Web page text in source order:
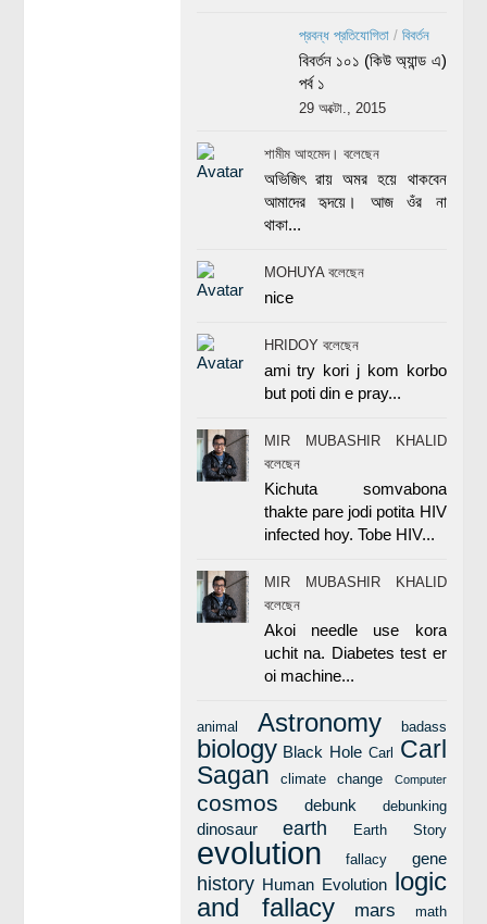
প্রবন্ধ প্রতিযোগিতা/ বিবর্তন
বিবর্তন ১০১ (কিউ অ্যান্ড এ)
পর্ব ১
29 অক্টো., 2015
শামীম আহমেদ। বলেছেন
অভিজিৎ রায় অমর হয়ে থাকবেন
আমাদের হৃদয়ে। আজ ওঁর না
থাকা...
MOHUYA বলেছেন
nice
HRIDOY বলেছেন
ami try kori j kom korbo
but poti din e pray...
MIR MUBASHIR KHALID
বলেছেন
Kichuta somvabona
thakte pare jodi potita HIV
infected hoy. Tobe HIV...
MIR MUBASHIR KHALID
বলেছেন
Akoi needle use kora
uchit na. Diabetes test er
oi machine...
animal Astronomy badass
biology Black Hole Carl
Carl
Sagan
climate change Computer
cosmos debunk debunking
dinosaur earth Earth Story
evolution fallacy gene
history Human Evolution
logic
and fallacy
mars math